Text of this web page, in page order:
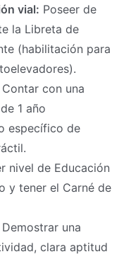
vial: Poseer de
la Libreta de
(habilitación para
Contar con una
1 año
específico de
nivel de Educación
y tener el Carné de
Demostrar una
clara aptitud